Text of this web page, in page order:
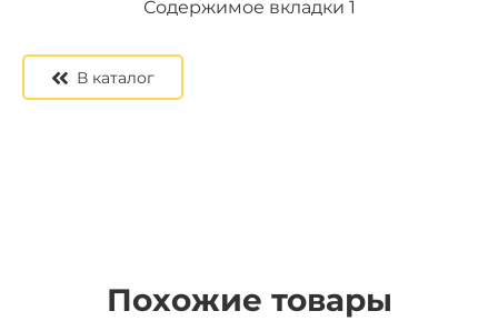
Содержимое вкладки 1
Содержимое вкладки 2
Содержимое вкладки 3
В каталог
Похожие товары